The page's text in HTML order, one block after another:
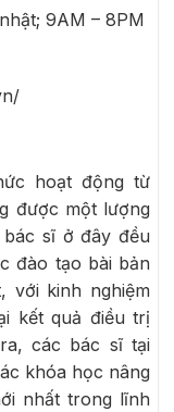
9AM – 8PM
hoạt động từ
được một lượng
sĩ ở đây đều
đào tạo bài bản
với kinh nghiệm
kết quả điều trị
các bác sĩ tại
khóa học nâng
nhất trong lĩnh